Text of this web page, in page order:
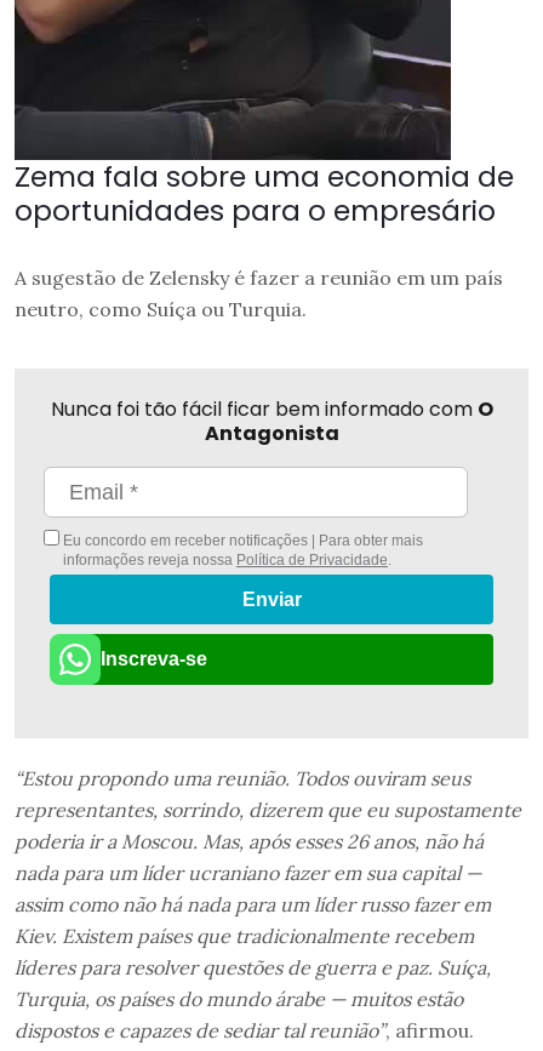
Zema fala sobre uma economia de
oportunidades para o empresário
A sugestão de Zelensky é fazer a reunião em um país
neutro, como Suíça ou Turquia.
Nunca foi tão fácil ficar bem informado com O
Antagonista
Eu concordo em receber notificações | Para obter mais
informações reveja nossa Política de Privacidade.
Enviar
Inscreva-se
“Estou propondo uma reunião. Todos ouviram seus
representantes, sorrindo, dizerem que eu supostamente
poderia ir a Moscou. Mas, após esses 26 anos, não há
nada para um líder ucraniano fazer em sua capital —
assim como não há nada para um líder russo fazer em
Kiev. Existem países que tradicionalmente recebem
líderes para resolver questões de guerra e paz. Suíça,
Turquia, os países do mundo árabe — muitos estão
dispostos e capazes de sediar tal reunião”, afirmou.